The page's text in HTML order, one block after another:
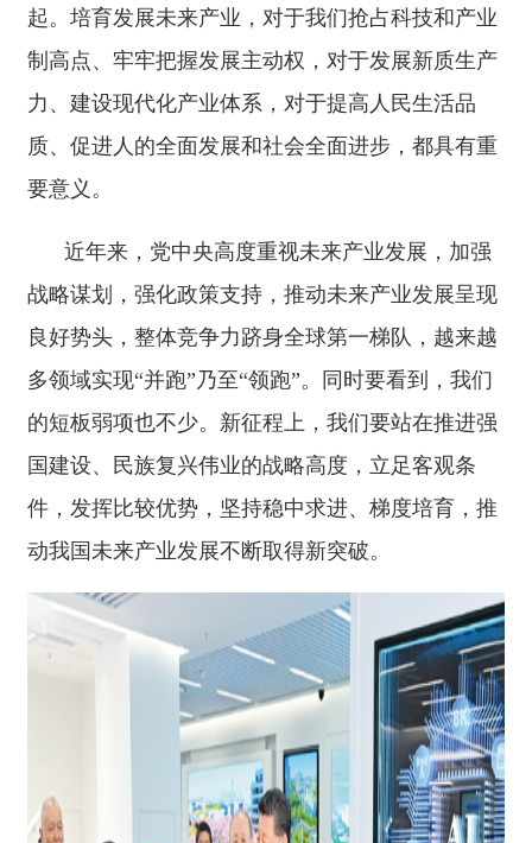
要意义。
近年来，党中央高度重视未来产业发展，加强
战略谋划，强化政策支持，推动未来产业发展呈现
良好势头，整体竞争力跻身全球第一梯队，越来越
多领域实现
国建设、民族复兴伟业的战略高度，立足客观条
件，发挥比较优势，坚持稳中求进、梯度培育，推
动我国未来产业发展不断取得新突破。